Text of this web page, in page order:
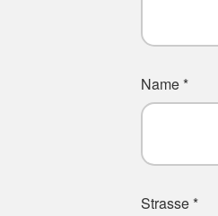
Name *
Strasse *